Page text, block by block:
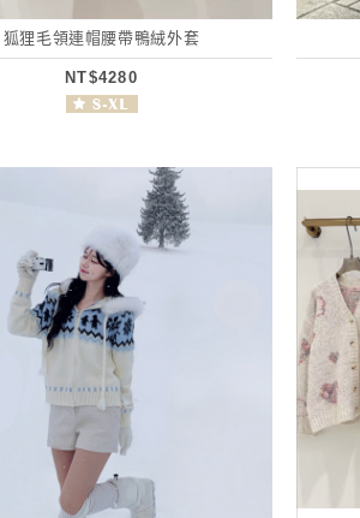
狐狸毛領連帽腰帶鴨絨外套
NT$4280